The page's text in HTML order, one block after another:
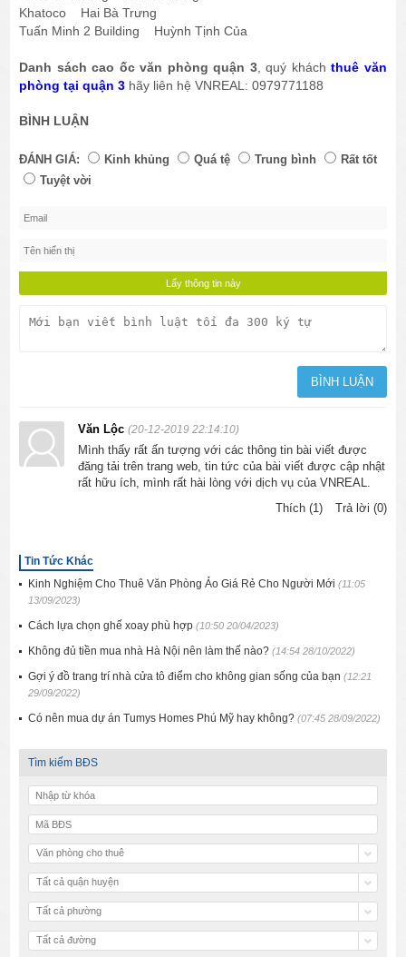
Khatoco Hai Bà Trưng
Tuấn Minh 2 Building Huỳnh Tịnh Của
Danh sách cao ốc văn phòng quận 3, quý kháchthuê văn
phòng tại quận 3 hãy liên hệ VNREAL: 0979771188
BÌNH LUẬN
ĐÁNH GIÁ: Kinh khủng Quá tệ Trung bình
Rất tốt
Tuyệt vời
Văn Lộc(20-12-2019 22:14:10)
Mình thấy rất ấn tượng với các thông tin bài viết được
đăng tải trên trang web, tin tức của bài viết được cập nhật
rất hữu ích, mình rất hài lòng với dịch vụ của VNREAL.
Thích (1)
Trả lời (0)
Tin Tức Khác
Kinh Nghiệm Cho Thuê Văn Phòng Ảo Giá Rẻ Cho Người Mới(11:05
13/09/2023)
Cách lựa chọn ghế xoay phù hợp(10:50 20/04/2023)
Không đủ tiền mua nhà Hà Nội nên làm thế nào?(14:54 28/10/2022)
Gợi ý đồ trang trí nhà cửa tô điểm cho không gian sống của bạn(12:21
29/09/2022)
Có nên mua dự án Tumys Homes Phú Mỹ hay không?(07:45 28/09/2022)
Tìm kiếm BĐS
Văn phòng cho thuê
Tất cả quận huyện
Tất cả phường
Tất cả đường